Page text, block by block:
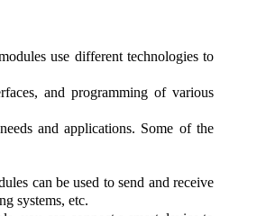
use different technologies to
and programming of various
and applications. Some of the
can be used to send and receive
systems, etc.